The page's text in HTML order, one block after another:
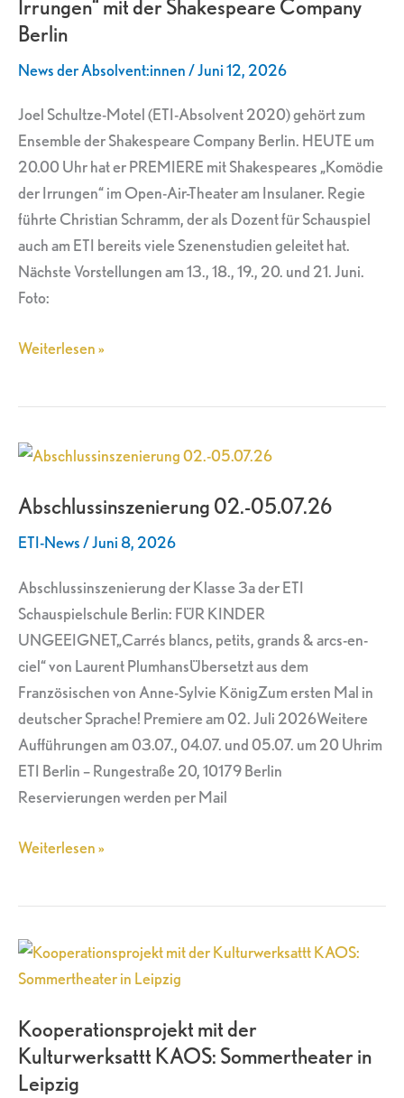
Irrungen“ mit der Shakespeare Company
Berlin
News der Absolvent:innen/Juni 12, 2026
Joel Schultze-Motel (ETI-Absolvent 2020) gehört zum
Ensemble der Shakespeare Company Berlin. HEUTE um
20.00 Uhr hat er PREMIERE mit Shakespeares „Komödie
der Irrungen“ im Open-Air-Theater am Insulaner. Regie
führte Christian Schramm, der als Dozent für Schauspiel
auch am ETI bereits viele Szenenstudien geleitet hat.
Nächste Vorstellungen am 13., 18., 19., 20. und 21. Juni.
Foto:
der
Irrungen“
Shakespeare
Company
Berlin
Weiterlesen »
Abschlussinszenierung 02.-05.07.26
ETI-News/Juni 8, 2026
Abschlussinszenierung der Klasse 3a der ETI
Schauspielschule Berlin: FÜR KINDER
UNGEEIGNET„Carrés blancs, petits, grands & arcs-en-
ciel“ von Laurent PlumhansÜbersetzt aus dem
Französischen von Anne-Sylvie KönigZum ersten Mal in
deutscher Sprache! Premiere am 02. Juli 2026Weitere
Aufführungen am 03.07., 04.07. und 05.07. um 20 Uhrim
ETI Berlin – Rungestraße 20, 10179 Berlin
Reservierungen werden per Mail
Abschlussinszenierung
Weiterlesen »
Kooperationsprojekt mit der
Kulturwerksattt KAOS: Sommertheater in
Leipzig
Kooperationsprojekt
mit
Kulturwerksattt
KAOS:
Sommertheater